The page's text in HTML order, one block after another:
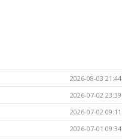
2026-08-03 21:44
2026-07-02 23:39
2026-07-02 09:11
2026-07-01 09:34